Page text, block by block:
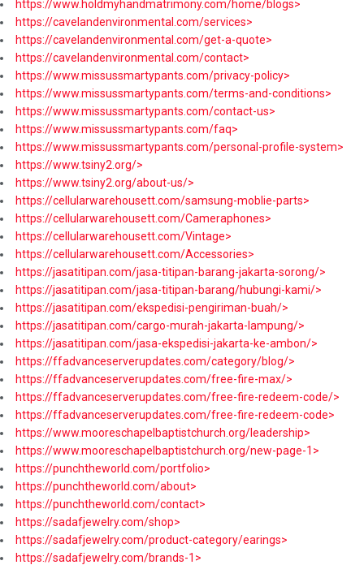
https://www.holdmyhandmatrimony.com/home/blogs>
https://cavelandenvironmental.com/services>
https://cavelandenvironmental.com/get-a-quote>
https://cavelandenvironmental.com/contact>
https://www.missussmartypants.com/privacy-policy>
https://www.missussmartypants.com/terms-and-conditions>
https://www.missussmartypants.com/contact-us>
https://www.missussmartypants.com/faq>
https://www.missussmartypants.com/personal-profile-system>
https://www.tsiny2.org/>
https://www.tsiny2.org/about-us/>
https://cellularwarehousett.com/samsung-moblie-parts>
https://cellularwarehousett.com/Cameraphones>
https://cellularwarehousett.com/Vintage>
https://cellularwarehousett.com/Accessories>
https://jasatitipan.com/jasa-titipan-barang-jakarta-sorong/>
https://jasatitipan.com/jasa-titipan-barang/hubungi-kami/>
https://jasatitipan.com/ekspedisi-pengiriman-buah/>
https://jasatitipan.com/cargo-murah-jakarta-lampung/>
https://jasatitipan.com/jasa-ekspedisi-jakarta-ke-ambon/>
https://ffadvanceserverupdates.com/category/blog/>
https://ffadvanceserverupdates.com/free-fire-max/>
https://ffadvanceserverupdates.com/free-fire-redeem-code/>
https://ffadvanceserverupdates.com/free-fire-redeem-code>
https://www.mooreschapelbaptistchurch.org/leadership>
https://www.mooreschapelbaptistchurch.org/new-page-1>
https://punchtheworld.com/portfolio>
https://punchtheworld.com/about>
https://punchtheworld.com/contact>
https://sadafjewelry.com/shop>
https://sadafjewelry.com/product-category/earings>
https://sadafjewelry.com/brands-1>